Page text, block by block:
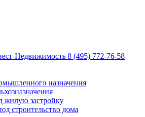
Недвижимость 8 (495) 772-76-58
назначения
жилую застройку
строительство дома